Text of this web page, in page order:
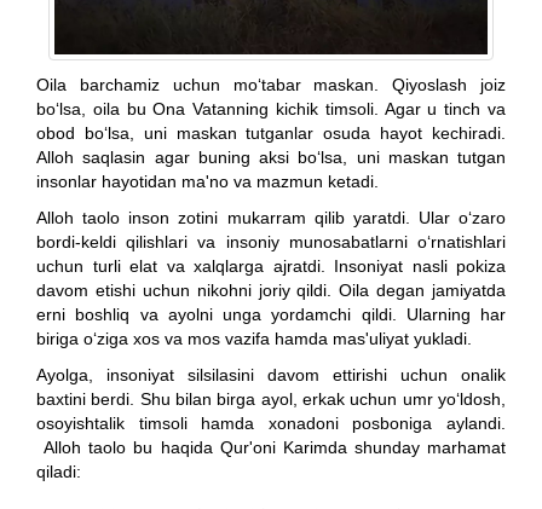
Oila barchamiz uchun mo‘tabar maskan. Qiyoslash joiz
bo‘lsa, oila bu Ona Vatanning kichik timsoli. Agar u tinch va
obod bo‘lsa, uni maskan tutganlar osuda hayot kechiradi.
Alloh saqlasin agar buning aksi bo‘lsa, uni maskan tutgan
insonlar hayotidan ma'no va mazmun ketadi.
Alloh taolo inson zotini mukarram qilib yaratdi. Ular o‘zaro
bordi-keldi qilishlari va insoniy munosabatlarni o‘rnatishlari
uchun turli elat va xalqlarga ajratdi. Insoniyat nasli pokiza
davom etishi uchun nikohni joriy qildi. Oila degan jamiyatda
erni boshliq va ayolni unga yordamchi qildi. Ularning har
biriga o‘ziga xos va mos vazifa hamda mas'uliyat yukladi.
Ayolga, insoniyat silsilasini davom ettirishi uchun onalik
baxtini berdi. Shu bilan birga ayol, erkak uchun umr yo‘ldosh,
osoyishtalik timsoli hamda xonadoni posboniga aylandi.
Alloh taolo bu haqida Qur'oni Karimda shunday marhamat
qiladi: